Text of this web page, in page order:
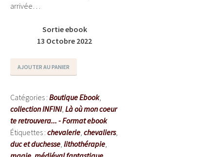
arrivée…
Sortie ebook
13 Octobre 2022
quantité
de
LOMCTR
-
T1
:
Pour
AJOUTER AU PANIER
Catégories : Boutique Ebook,
collection INFINI, Là où mon coeur
te retrouvera... - Format ebook
Étiquettes : chevalerie, chevaliers,
duc et duchesse, lithothérapie,